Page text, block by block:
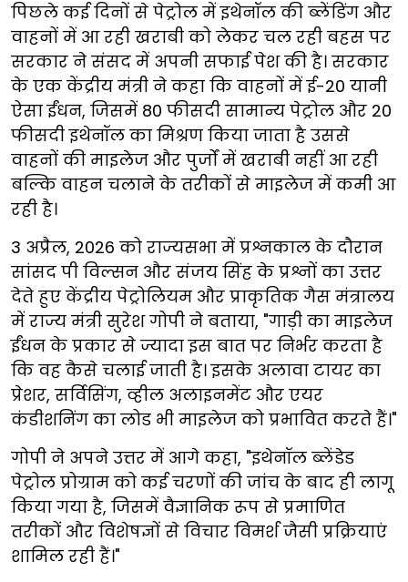
पिछले कई दिनों से पेट्रोल में इथेनॉल की ब्लेंडिंग और
वाहनों में आ रही खराबी को लेकर चल रही बहस पर
सरकार ने संसद में अपनी सफाई पेश की है। सरकार
के एक केंद्रीय मंत्री ने कहा कि वाहनों में ई-20 यानी
ऐसा ईंधन, जिसमें 80 फीसदी सामान्य पेट्रोल और 20
फीसदी इथेनॉल का मिश्रण किया जाता है उससे
वाहनों की माइलेज और पुर्जों में खराबी नहीं आ रही
बल्कि वाहन चलाने के तरीकों से माइलेज में कमी आ
रही है।
3 अप्रैल, 2026 को राज्यसभा में प्रश्नकाल के दौरान
सांसद पी विल्सन और संजय सिंह के प्रश्नों का उत्तर
देते हुए केंद्रीय पेट्रोलियम और प्राकृतिक गैस मंत्रालय
में राज्य मंत्री सुरेश गोपी ने बताया, "गाड़ी का माइलेज
ईंधन के प्रकार से ज्यादा इस बात पर निर्भर करता है
कि वह कैसे चलाई जाती है। इसके अलावा टायर का
प्रेशर, सर्विसिंग, व्हील अलाइनमेंट और एयर
कंडीशनिंग का लोड भी माइलेज को प्रभावित करते हैं।"
गोपी ने अपने उत्तर में आगे कहा, "इथेनॉल ब्लेंडेड
पेट्रोल प्रोग्राम को कई चरणों की जांच के बाद ही लागू
किया गया है, जिसमें वैज्ञानिक रूप से प्रमाणित
तरीकों और विशेषज्ञों से विचार विमर्श जैसी प्रक्रियाएं
शामिल रही हैं।"